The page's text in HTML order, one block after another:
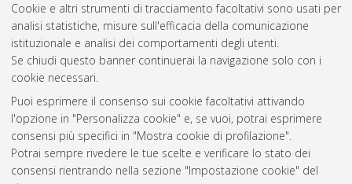
Cookie e altri strumenti di tracciamento facoltativi sono usati per
analisi statistiche, misure sull'efficacia della comunicazione
istituzionale e analisi dei comportamenti degli utenti.
Se chiudi questo banner continuerai la navigazione solo con i
cookie necessari.
Puoi esprimere il consenso sui cookie facoltativi attivando
l'opzione in "Personalizza cookie" e, se vuoi, potrai esprimere
consensi più specifici in "Mostra cookie di profilazione".
Potrai sempre rivedere le tue scelte e verificare lo stato dei
consensi rientrando nella sezione "Impostazione cookie" del
Vedi altre statistiche
Gestione del documento:
Atom
Rss
AMS Acta
ISSN: 2038-7954
re3data.org -
doi.org/10.17616/R3P19R
Servizio implementato e